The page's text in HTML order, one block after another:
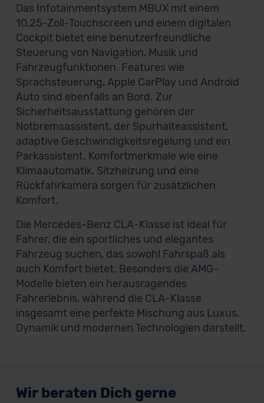
Das Infotainmentsystem MBUX mit einem
10,25-Zoll-Touchscreen und einem digitalen
Cockpit bietet eine benutzerfreundliche
Steuerung von Navigation, Musik und
Fahrzeugfunktionen. Features wie
Sprachsteuerung, Apple CarPlay und Android
Auto sind ebenfalls an Bord. Zur
Sicherheitsausstattung gehören der
Notbremsassistent, der Spurhalteassistent,
adaptive Geschwindigkeitsregelung und ein
Parkassistent. Komfortmerkmale wie eine
Klimaautomatik, Sitzheizung und eine
Rückfahrkamera sorgen für zusätzlichen
Komfort.
Die Mercedes-Benz CLA-Klasse ist ideal für
Fahrer, die ein sportliches und elegantes
Fahrzeug suchen, das sowohl Fahrspaß als
auch Komfort bietet. Besonders die AMG-
Modelle bieten ein herausragendes
Fahrerlebnis, während die CLA-Klasse
insgesamt eine perfekte Mischung aus Luxus,
Dynamik und modernen Technologien darstellt.
Wir beraten Dich gerne